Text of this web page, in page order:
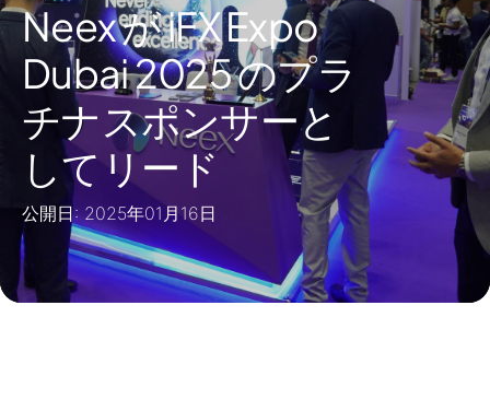
Neex が iFX Expo
Dubai 2025 のプラ
チナスポンサーと
してリード
公開日: 2025年01月16日